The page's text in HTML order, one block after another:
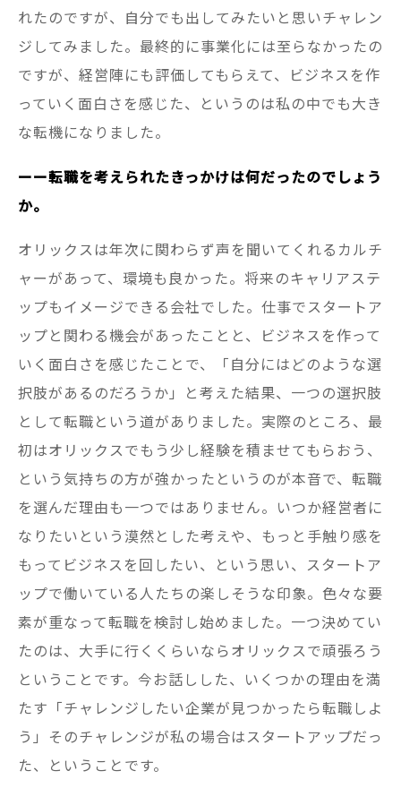
れたのですが、自分でも出してみたいと思いチャレン
ジしてみました。最終的に事業化には至らなかったの
ですが、経営陣にも評価してもらえて、ビジネスを作
っていく面白さを感じた、というのは私の中でも大き
な転機になりました。
ーー転職を考えられたきっかけは何だったのでしょう
か。
オリックスは年次に関わらず声を聞いてくれるカルチ
ャーがあって、環境も良かった。将来のキャリアステ
ップもイメージできる会社でした。仕事でスタートア
ップと関わる機会があったことと、ビジネスを作って
いく面白さを感じたことで、「自分にはどのような選
択肢があるのだろうか」と考えた結果、一つの選択肢
として転職という道がありました。実際のところ、最
初はオリックスでもう少し経験を積ませてもらおう、
という気持ちの方が強かったというのが本音で、転職
を選んだ理由も一つではありません。いつか経営者に
なりたいという漠然とした考えや、もっと手触り感を
もってビジネスを回したい、という思い、スタートア
ップで働いている人たちの楽しそうな印象。色々な要
素が重なって転職を検討し始めました。一つ決めてい
たのは、大手に行くくらいならオリックスで頑張ろう
ということです。今お話しした、いくつかの理由を満
たす「チャレンジしたい企業が見つかったら転職しよ
う」そのチャレンジが私の場合はスタートアップだっ
た、ということです。